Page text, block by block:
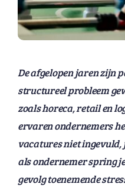
De afgelopen jaren zijn
structureel probleem
zoals horeca, retail en
ervaren ondernemers
vacatures niet
als ondernemer spring
gevolg toenemende